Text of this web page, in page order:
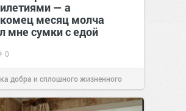
— а
месяц молча
мне сумки с едой
0
добра и сплошного жизненного
00:2807 авг 2026